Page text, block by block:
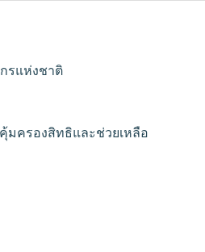
รแห่งชาติ
มครองสิทธิและช่วยเหลือ